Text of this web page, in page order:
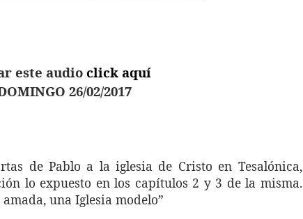
este audio click aquí
26/02/2017
de Pablo a la iglesia de Cristo en Tesalónica,
lo expuesto en los capítulos 2 y 3 de la misma.
una Iglesia modelo”